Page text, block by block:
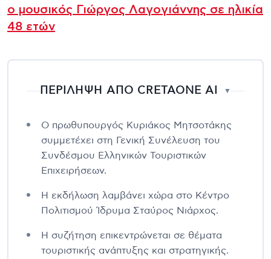
ο μουσικός Γιώργος Λαγογιάννης σε ηλικία
48 ετών
ΠΕΡΙΛΗΨΗ ΑΠΟ CRETAONE AI ▼
Ο πρωθυπουργός Κυριάκος Μητσοτάκης
συμμετέχει στη Γενική Συνέλευση του
Συνδέσμου Ελληνικών Τουριστικών
Επιχειρήσεων.
Η εκδήλωση λαμβάνει χώρα στο Κέντρο
Πολιτισμού Ίδρυμα Σταύρος Νιάρχος.
Η συζήτηση επικεντρώνεται σε θέματα
τουριστικής ανάπτυξης και στρατηγικής.